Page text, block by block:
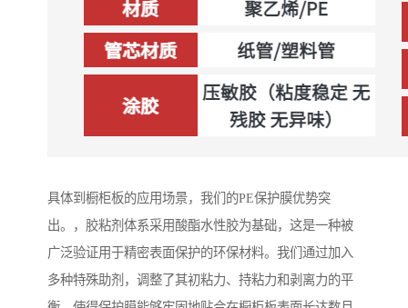
具体到橱柜板的应用场景，我们的PE保护膜优势突
出。，胶粘剂体系采用酸酯水性胶为基础，这是一种被
广泛验证用于精密表面保护的环保材料。我们通过加入
多种特殊助剂，调整了其初粘力、持粘力和剥离力的平